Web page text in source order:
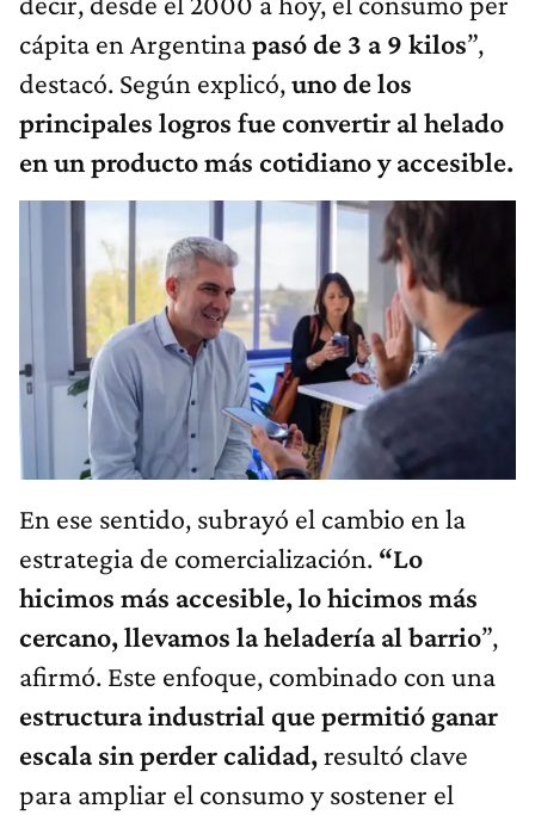
cápita en Argentinapasó de 3 a 9 kilos”,
destacó. Según explicó,uno de los
principales logros fue convertir al helado
en un producto más cotidiano y accesible.
En ese sentido, subrayó el cambio en la
estrategia de comercialización. “Lo
hicimos más accesible, lo hicimos más
cercano, llevamos la heladería al barrio”,
afirmó. Este enfoque, combinado con una
estructura industrial que permitió ganar
escala sin perder calidad,resultó clave
para ampliar el consumo y sostener el